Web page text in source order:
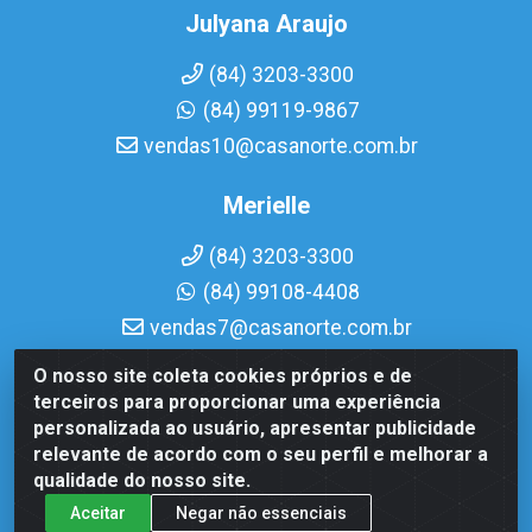
O nosso site coleta cookies próprios e de
terceiros para proporcionar uma experiência
personalizada ao usuário, apresentar publicidade
relevante de acordo com o seu perfil e melhorar a
qualidade do nosso site.
Aceitar Negar não essenciais
Julyana Araujo
(84) 3203-3300
(84) 99119-9867
vendas10@casanorte.com.br
Merielle
(84) 3203-3300
(84) 99108-4408
vendas7@casanorte.com.br
Casa Norte LTDA - Av. Interventor Mário Câmara, 1815 - Dix-
Sept Rosado, Natal/RN - CEP 59054-600 - CNPJ
08.713.513/0001-51